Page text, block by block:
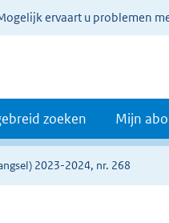
ervaart u problemen
zoeken Mijn
2023-2024, nr. 268